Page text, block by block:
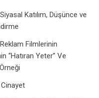
Katılım, Düşünce ve
Filmlerinin
“Hatıran Yeter” Ve